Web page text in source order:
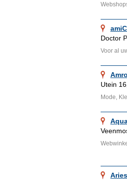
Doctor
Voor al
Utein
Mode,